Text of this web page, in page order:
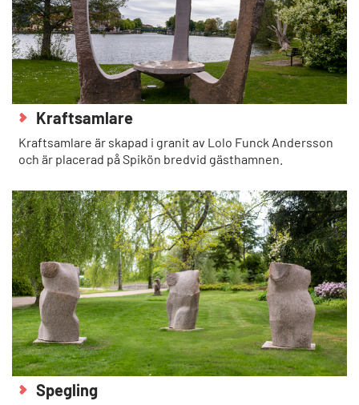
Kraftsamlare
Kraftsamlare är skapad i granit av Lolo Funck Andersson
och är placerad på Spikön bredvid gästhamnen.
Spegling